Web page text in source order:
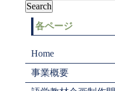
各ページ
Home
事業概要